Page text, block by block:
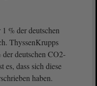
% der deutschen
ThyssenKrupps
deutschen CO2-
es, dass sich diese
haben.